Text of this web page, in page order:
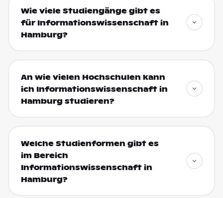
Wie viele Studiengänge gibt es
für Informationswissenschaft in
Hamburg?
An wie vielen Hochschulen kann
ich Informationswissenschaft in
Hamburg studieren?
Welche Studienformen gibt es
im Bereich
Informationswissenschaft in
Hamburg?